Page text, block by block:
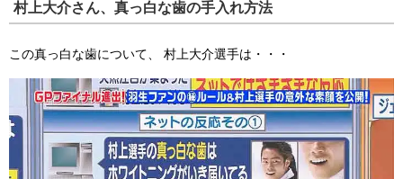
村上大介さん、真っ白な歯の手入れ方法
この真っ白な歯について、 村上大介選手は・・・